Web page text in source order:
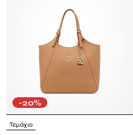
-20%
Τεμάχιο